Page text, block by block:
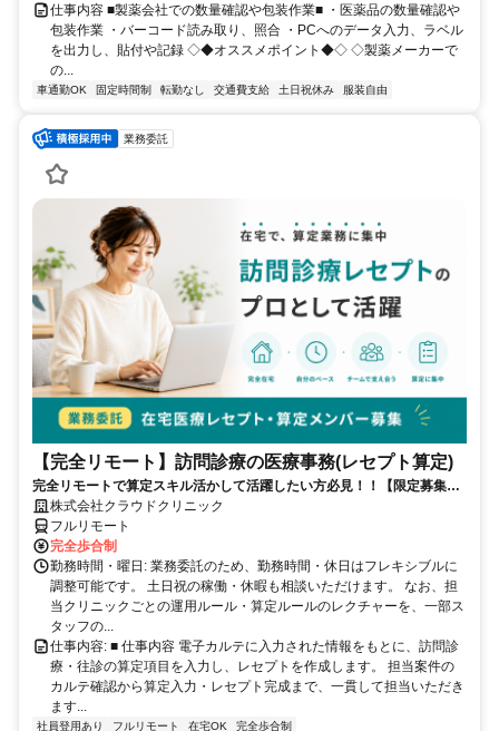
仕事内容 ■製薬会社での数量確認や包装作業■ ・医薬品の数量確認や
包装作業 ・バーコード読み取り、照合 ・PCへのデータ入力、ラベル
を出力し、貼付や記録 ◇◆オススメポイント◆◇ ◇製薬メーカーで
の...
車通勤OK 固定時間制 転勤なし 交通費支給 土日祝休み 服装自由
業務委託
【完全リモート】訪問診療の医療事務(レセプト算定)
完全リモートで算定スキル活かして活躍したい方必見！！【限定募集】
完全リモート｜在宅医療レセプト算定（成果報酬型／業務委託）
株式会社クラウドクリニック
フルリモート
完全歩合制
勤務時間・曜日: 業務委託のため、勤務時間・休日はフレキシブルに
調整可能です。 土日祝の稼働・休暇も相談いただけます。 なお、担
当クリニックごとの運用ルール・算定ルールのレクチャーを、一部ス
タッフの...
仕事内容: ■ 仕事内容 電子カルテに入力された情報をもとに、訪問診
療・往診の算定項目を入力し、レセプトを作成します。 担当案件の
カルテ確認から算定入力・レセプト完成まで、一貫して担当いただき
ます...
社員登用あり フルリモート 在宅OK 完全歩合制